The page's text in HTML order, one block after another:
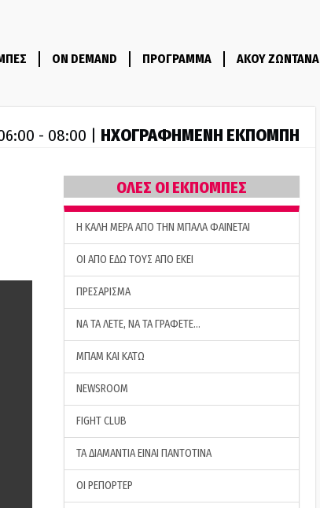
ON DEMAND ΠΡΟΓΡΑΜΜΑ ΑΚΟΥ ΖΩΝΤΑΝΑ
- 08:00 | ΗΧΟΓΡΑΦΗΜΕΝΗ ΕΚΠΟΜΠΗ
ΟΛΕΣ ΟΙ ΕΚΠΟΜΠΕΣ
H ΚΑΛΗ ΜΕΡΑ ΑΠΟ ΤΗΝ ΜΠΑΛΑ ΦΑΙΝΕΤΑΙ
ΟΙ ΑΠΟ ΕΔΩ ΤΟΥΣ ΑΠΟ ΕΚΕΙ
ΠΡΕΣΑΡΙΣΜΑ
ΝΑ ΤΑ ΛΕΤΕ, ΝΑ ΤΑ ΓΡΑΦΕΤΕ…
ΜΠΑΜ ΚΑΙ ΚΑΤΩ
NEWSROOM
FIGHT CLUB
ΤΑ ΔΙΑΜΑΝΤΙΑ ΕΙΝΑΙ ΠΑΝΤΟΤΙΝΑ
ΟΙ ΡΕΠΟΡΤΕΡ